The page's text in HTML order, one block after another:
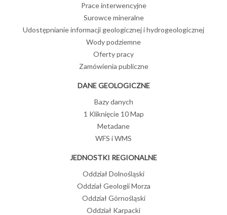
Prace interwencyjne
Surowce mineralne
Udostępnianie informacji geologicznej i hydrogeologicznej
Wody podziemne
Oferty pracy
Zamówienia publiczne
DANE GEOLOGICZNE
Bazy danych
1 Kliknięcie 10 Map
Metadane
WFS i WMS
JEDNOSTKI REGIONALNE
Oddział Dolnośląski
Oddział Geologii Morza
Oddział Górnośląski
Oddział Karpacki